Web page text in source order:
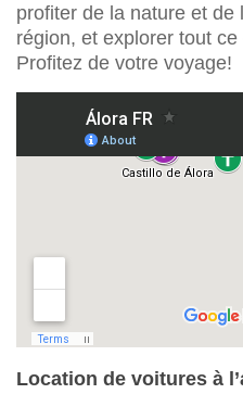
profiter de la nature et de
région, et explorer tout
Profitez de votre voyage!
Location de voitures à